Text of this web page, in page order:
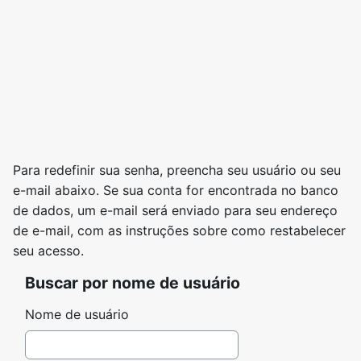
Para redefinir sua senha, preencha seu usuário ou seu
e-mail abaixo. Se sua conta for encontrada no banco
de dados, um e-mail será enviado para seu endereço
de e-mail, com as instruções sobre como restabelecer
seu acesso.
Buscar por nome de usuário
Buscar por nome de usuário
Nome de usuário